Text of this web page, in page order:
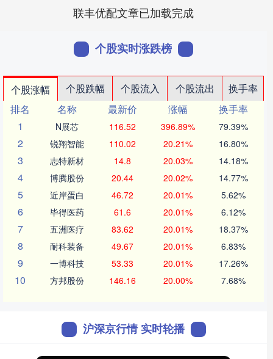
联丰优配文章已加载完成
个股实时涨跌榜
个股涨幅 个股跌幅 个股流入 个股流出
换手率
排名
名称 最新价 涨幅
换手率
1
N展芯 116.52 396.89% 79.39%
2 锐翔智能 110.02 20.21% 16.80%
3 志特新材 14.8 20.03% 14.18%
4 博腾股份 20.44 20.02% 14.77%
5 近岸蛋白 46.72 20.01% 5.62%
6 毕得医药 61.6 20.01% 6.12%
7 五洲医疗 83.62 20.01% 18.37%
8 耐科装备 49.67 20.01% 6.83%
9 一博科技 53.33 20.01% 17.26%
10 方邦股份 146.16 20.00% 7.68%
沪深京行情 实时轮播